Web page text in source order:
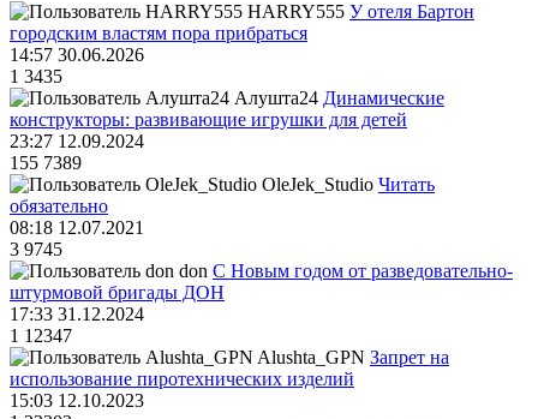
HARRY555 У отеля Бартон
городским властям пора прибраться
14:57 30.06.2026
1 3435
Алушта24 Динамические
конструкторы: развивающие игрушки для детей
23:27 12.09.2024
155 7389
OleJek_Studio Читать
обязательно
08:18 12.07.2021
3 9745
don С Новым годом от разведовательно-
штурмовой бригады ДОН
17:33 31.12.2024
1 12347
Alushta_GPN Запрет на
использование пиротехнических изделий
15:03 12.10.2023